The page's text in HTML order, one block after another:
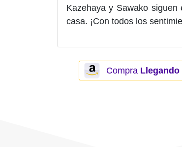
Kazehaya y Sawako
casa. ¡Con todos los
Compra Llegando